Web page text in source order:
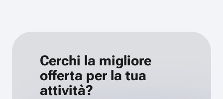
Cerchi la migliore
offerta per la tua
attività?